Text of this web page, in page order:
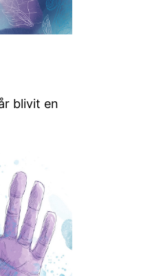
blivit en